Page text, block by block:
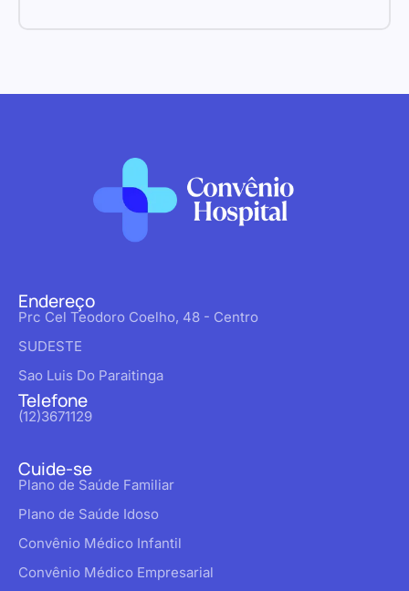
Endereço
Prc Cel Teodoro Coelho, 48 - Centro
SUDESTE
Sao Luis Do Paraitinga
Telefone
(12)3671129
Cuide-se
Plano de Saúde Familiar
Plano de Saúde Idoso
Convênio Médico Infantil
Convênio Médico Empresarial